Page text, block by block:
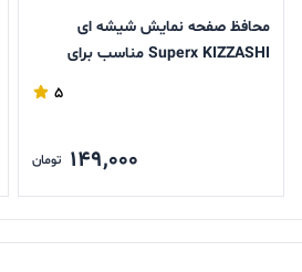
محافظ صفحه نمایش شیشه ای
Superx KIZZASHI مناسب برای
5
149,000 تومان